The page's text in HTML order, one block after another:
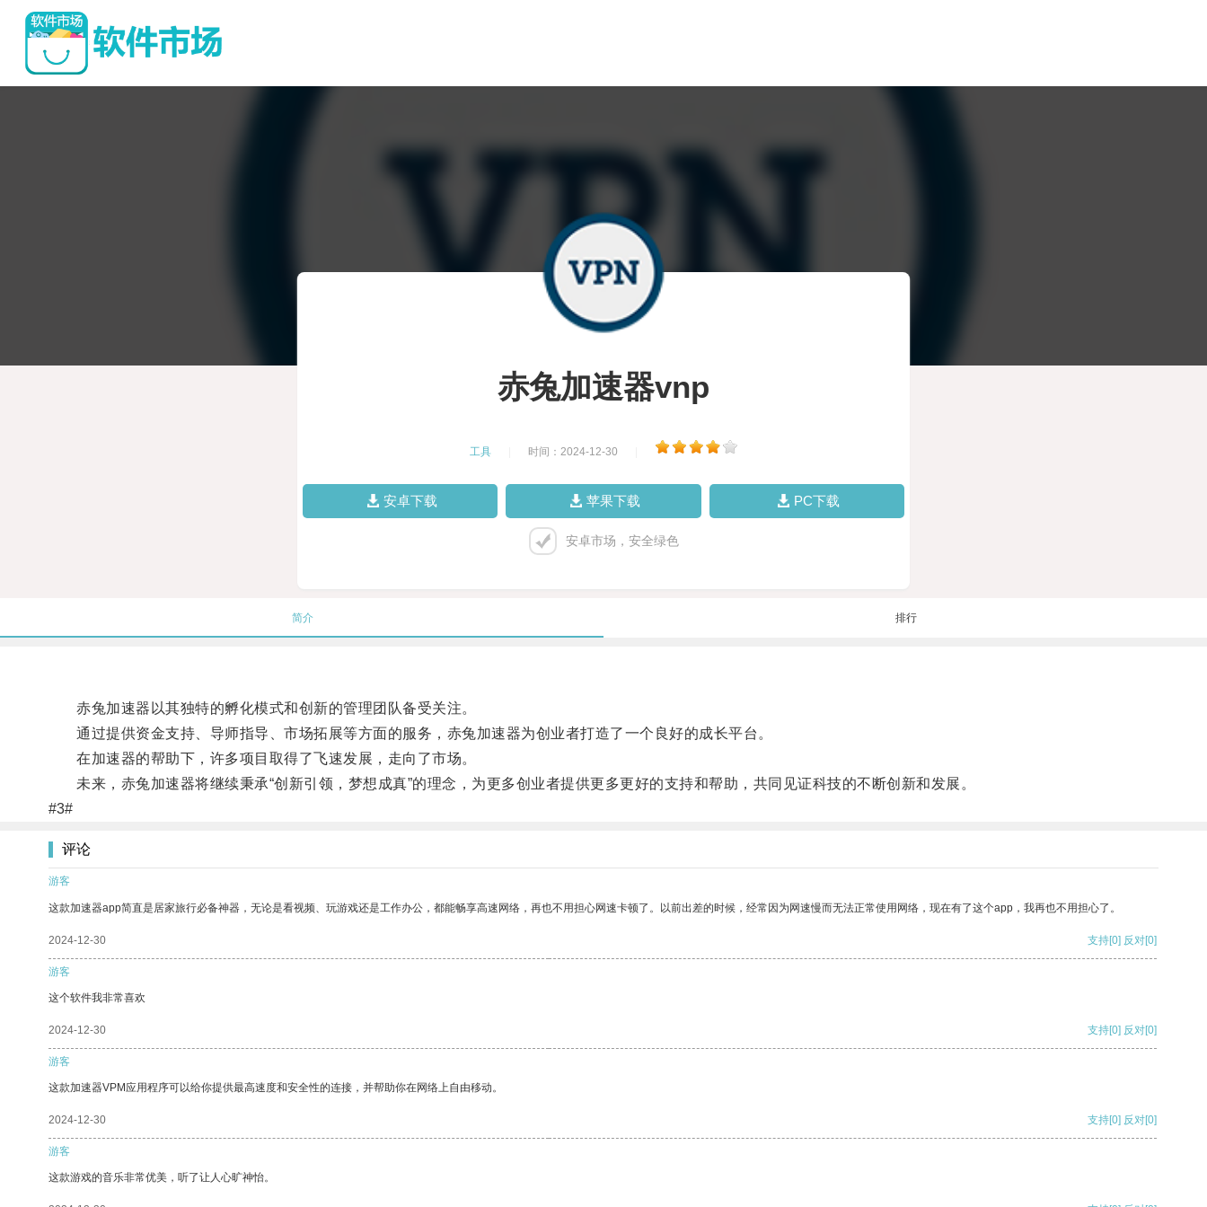
赤兔加速器vnp
工具 时间：2024-12-30
安卓下载 苹果下载 PC下载
安卓市场，安全绿色
简介 排行
赤兔加速器以其独特的孵化模式和创新的管理团队备受关注。
通过提供资金支持、导师指导、市场拓展等方面的服务，赤兔加速器为创业者打造了一个良好的成长平台。
在加速器的帮助下，许多项目取得了飞速发展，走向了市场。
未来，赤兔加速器将继续秉承“创新引领，梦想成真”的理念，为更多创业者提供更多更好的支持和帮助，共同见证科技的不断创新和发展。
#3#
评论
游客
这款加速器app简直是居家旅行必备神器，无论是看视频、玩游戏还是工作办公，都能畅享高速网络，再也不用担心网速卡顿了。以前出差的时候，经常因为网速慢而无法正常使用网络，现在有了这个app，我再也不用担心了。
2024-12-30 支持[0] 反对[0]
游客
这个软件我非常喜欢
2024-12-30 支持[0] 反对[0]
游客
这款加速器VPM应用程序可以给你提供最高速度和安全性的连接，并帮助你在网络上自由移动。
2024-12-30 支持[0] 反对[0]
游客
这款游戏的音乐非常优美，听了让人心旷神怡。